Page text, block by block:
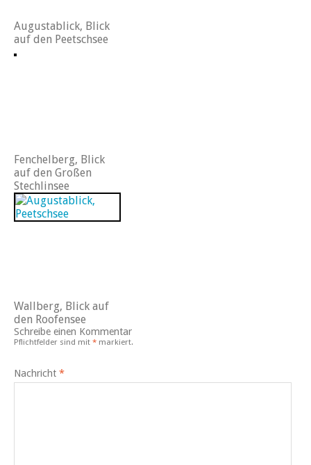
Augustablick, Blick
auf den Peetschsee
Fenchelberg, Blick
auf den Großen
Stechlinsee
Wallberg, Blick auf
den Roofensee
Schreibe einen Kommentar
Pflichtfelder sind mit * markiert.
Nachricht *